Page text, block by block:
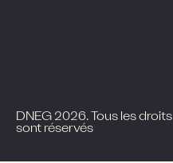
DNEG 2026. Tous les droits
sont réservés